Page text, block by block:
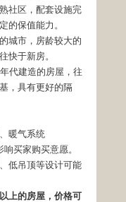
社区，配套设施完
的保值能力。
城市，房龄较大的
快于新房。
代建造的房屋，往
，具有更好的隔
暖气系统
买家购买意愿。
低吊顶等设计可能
上的房屋，价格可